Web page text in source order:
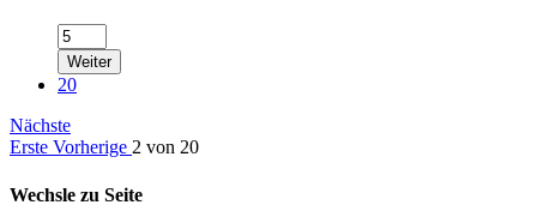
Weiter
20
Nächste
Erste Vorherige 2 von 20
Wechsle zu Seite